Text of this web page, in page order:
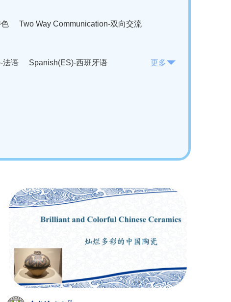
Two Way Communication-双向交流
法语
Spanish(ES)-西班牙语
更多